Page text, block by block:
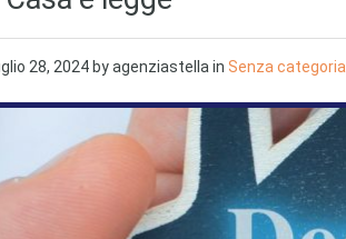
28, 2024 byagenziastella in Senza categoria